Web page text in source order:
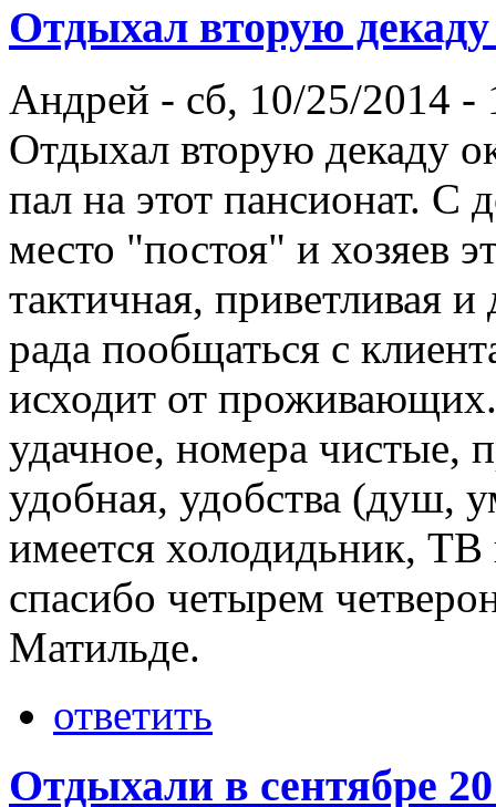
Отдыхал вторую
Андрей - сб, 10/25/2014 -
Отдыхал вторую декаду
пал на этот пансионат.
место "постоя" и хозяев
тактичная, приветливая
рада пообщаться с
исходит от
удачное, номера чистые,
удобная, удобства (душ,
имеется холодидьник, ТВ
спасибо четырем
Матильде.
ответить
Отдыхали в сентябре